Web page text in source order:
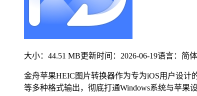
大小： 44.51 MB更新时间： 2026-06-19语言： 简
金舟苹果HEIC图片转换器作为专为iOS用户设计
等多种格式输出，彻底打通Windows系统与苹果